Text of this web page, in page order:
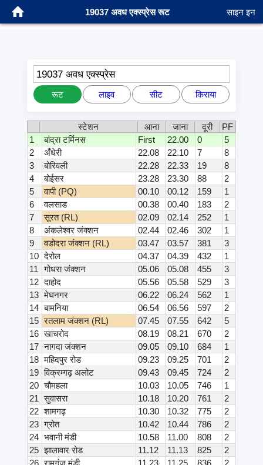
19037 अवध एक्स्प्रेस रूट साइन इन
19037 अवध एक्स्प्रेस
रूट लाइव सीट किराया
स्टेशन आना जाना दूरी
PF
1
बांद्रा टर्मिनस First 22.00 0
5
2
अँधेरी 22.08 22.10 7
8
3
बोरिवली 22.28 22.33 19
8
4
बोईसर 23.28 23.30 88
2
5
वापी (PQ) 00.10 00.12 159
1
6
वलसाड 00.38 00.40 183
2
7
सूरत (RL) 02.09 02.14 252
1
8
अंकलेश्वर जंक्शन 02.44 02.46 302
1
9
वडोदरा जंक्शन (RL) 03.47 03.57 381
3
10 देरोल 04.37 04.39 432
1
11
गोधरा जंक्शन 05.06 05.08 455
3
12 दाहोद 05.56 05.58 529
3
13 मेघनगर 06.22 06.24 562
1
14 बामनिया 06.54 06.56 597
2
15 रतलाम जंक्शन (RL) 07.45 07.55 642
5
16 खाचरोद 08.19 08.21 670
2
17 नागदा जंक्शन 09.05 09.10 684
1
18 महिदपुर रोड 09.23 09.25 701
2
19 विक्रम्गढ़ अलोट 09.43 09.45 724
2
20 चौमहला 10.03 10.05 746
1
21 सुवासरा 10.18 10.20 761
2
22 शामगढ़ 10.30 10.32 775
2
23 ग्रोत 10.42 10.44 786
2
24 भवानी मंडी 10.58 11.00 808
2
25 झालावार रोड 11.12 11.13 825
2
26 रामगंज मंडी 11.23 11.25 836
2